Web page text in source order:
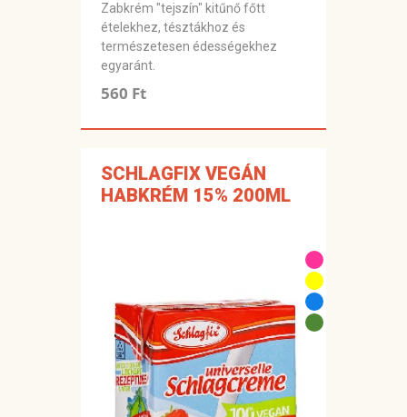
Zabkrém "tejszín" kitűnő főtt
ételekhez, tésztákhoz és
természetesen édességekhez
egyaránt.
560 Ft
SCHLAGFIX VEGÁN
HABKRÉM 15% 200ML